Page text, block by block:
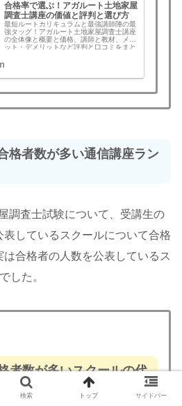
合格率で選ぶ！アガルート土地家屋
調査士講座の価値と評判と選び方
最短ルートカリキュラムと最強講師陣の最
強タッグ！アガルート土地家屋調査士講座
の全体像と概要と価格、講師と教材、メリ
ット・デメリットなど評判と口コミをまと
座検討中の方は必見！
格者数が多い通信講座ラン
調査士試験について、受講生の
しているスクールについて合格
合格者の人数を公表しているス
した。
者数が多いスクールの代
検索 トップ サイドバー